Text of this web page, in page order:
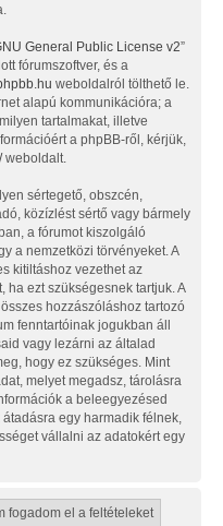
General Public License v2”
fórumszoftver, és a
weboldalról tölthető le.
alapú kommunikációra; a
tartalmakat, illetve
a phpBB-ről, kérjük,
weboldalt.
sértegető, obszcén,
közízlést sértő vagy bármely
a fórumot kiszolgáló
a nemzetközi törvényeket. A
kitiltáshoz vezethet az
ha ezt szükségesnek tartjuk. A
hozzászóláshoz tartozó
fenntartóinak jogukban áll
vagy lezárni az általad
hogy ez szükséges. Mint
melyet megadsz, tárolásra
a beleegyezésed
egy harmadik félnek,
vállalni az adatokért egy